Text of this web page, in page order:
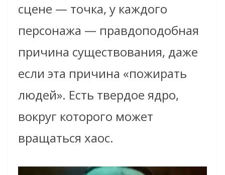
сцене — точка, у каждого
персонажа — правдоподобная
причина существования, даже
если эта причина «пожирать
людей». Есть твердое ядро,
вокруг которого может
вращаться хаос.